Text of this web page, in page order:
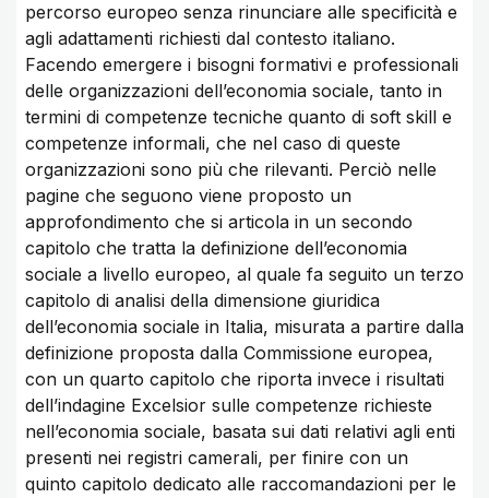
percorso europeo senza rinunciare alle specificità e
agli adattamenti richiesti dal contesto italiano.
Facendo emergere i bisogni formativi e professionali
delle organizzazioni dell’economia sociale, tanto in
termini di competenze tecniche quanto di soft skill e
competenze informali, che nel caso di queste
organizzazioni sono più che rilevanti. Perciò nelle
pagine che seguono viene proposto un
approfondimento che si articola in un secondo
capitolo che tratta la definizione dell’economia
sociale a livello europeo, al quale fa seguito un terzo
capitolo di analisi della dimensione giuridica
dell’economia sociale in Italia, misurata a partire dalla
definizione proposta dalla Commissione europea,
con un quarto capitolo che riporta invece i risultati
dell’indagine Excelsior sulle competenze richieste
nell’economia sociale, basata sui dati relativi agli enti
presenti nei registri camerali, per finire con un
quinto capitolo dedicato alle raccomandazioni per le